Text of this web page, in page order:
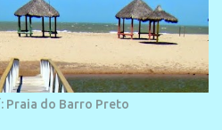
Praia do Barro Preto